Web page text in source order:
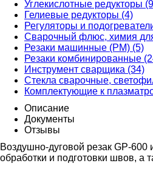
Углекислотные редукторы
Гелиевые редукторы (4)
Регуляторы и
Сварочный флюс, химия
Резаки машинные (РМ) (5)
Резаки комбинированные
Инструмент сварщика (34)
Стекла сварочные,
Комплектующие к
Описание
Документы
Отзывы
Воздушно-дуговой резак GP-600
обработки и подготовки швов, а